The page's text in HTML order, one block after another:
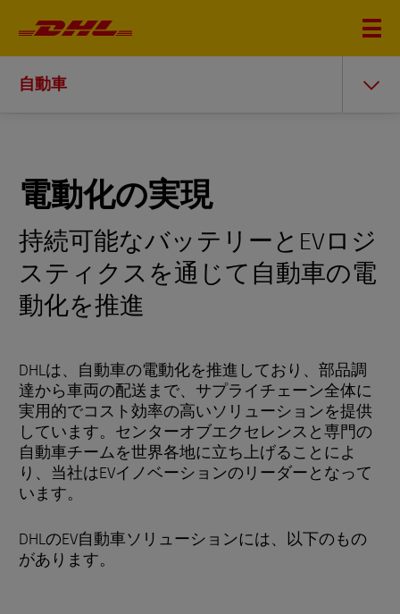
自動車
電動化の実現
持続可能なバッテリーとEVロジ
スティクスを通じて自動車の電
動化を推進
DHLは、自動車の電動化を推進しており、部品調
達から車両の配送まで、サプライチェーン全体に
実用的でコスト効率の高いソリューションを提供
しています。センターオブエクセレンスと専門の
自動車チームを世界各地に立ち上げることによ
り、当社はEVイノベーションのリーダーとなって
います。
DHLのEV自動車ソリューションには、以下のもの
があります。